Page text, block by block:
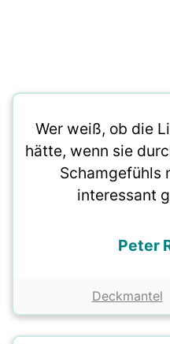
Wer weiß, ob die
hätte, wenn sie
Schamgefühls
interessant
Peter
Deckmantel